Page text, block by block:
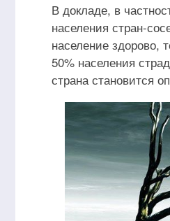
В докладе, в
населения стран-
население здорово,
50% населения
страна становится